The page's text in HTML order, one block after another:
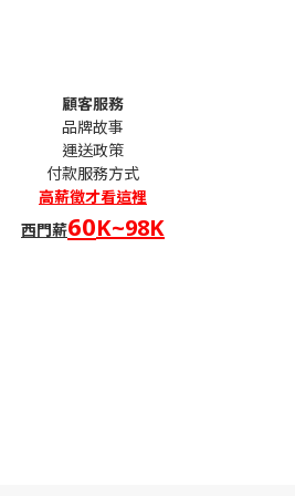
顧客服務
品牌故事
運送政策
付款服務方式
高薪徵才看這裡
西門薪60K~98K